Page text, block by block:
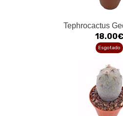
Tephrocactus
18.00€
Esgotado